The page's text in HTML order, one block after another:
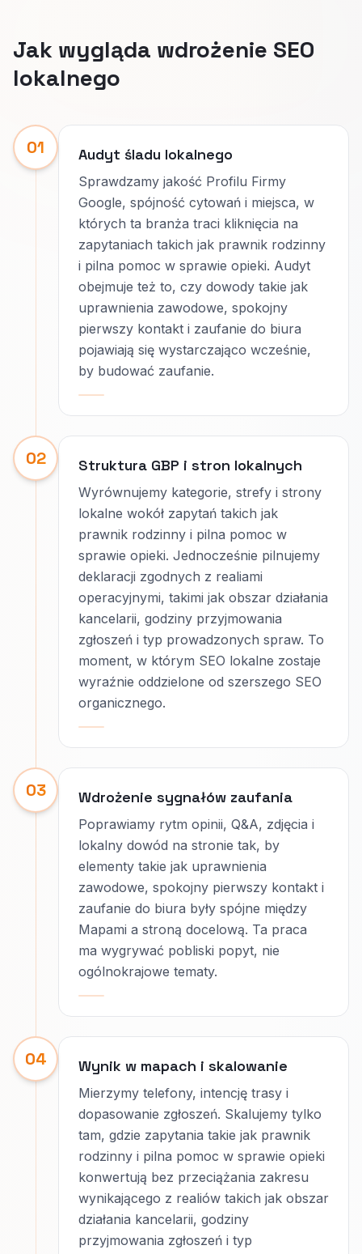
Jak wygląda wdrożenie SEO
lokalnego
01 Audyt śladu lokalnego
Sprawdzamy jakość Profilu Firmy
Google, spójność cytowań i miejsca, w
których ta branża traci kliknięcia na
zapytaniach takich jak prawnik rodzinny
i pilna pomoc w sprawie opieki. Audyt
obejmuje też to, czy dowody takie jak
uprawnienia zawodowe, spokojny
pierwszy kontakt i zaufanie do biura
pojawiają się wystarczająco wcześnie,
by budować zaufanie.
02 Struktura GBP i stron lokalnych
Wyrównujemy kategorie, strefy i strony
lokalne wokół zapytań takich jak
prawnik rodzinny i pilna pomoc w
sprawie opieki. Jednocześnie pilnujemy
deklaracji zgodnych z realiami
operacyjnymi, takimi jak obszar działania
kancelarii, godziny przyjmowania
zgłoszeń i typ prowadzonych spraw. To
moment, w którym SEO lokalne zostaje
wyraźnie oddzielone od szerszego SEO
organicznego.
03 Wdrożenie sygnałów zaufania
Poprawiamy rytm opinii, Q&A, zdjęcia i
lokalny dowód na stronie tak, by
elementy takie jak uprawnienia
zawodowe, spokojny pierwszy kontakt i
zaufanie do biura były spójne między
Mapami a stroną docelową. Ta praca
ma wygrywać pobliski popyt, nie
ogólnokrajowe tematy.
04 Wynik w mapach i skalowanie
Mierzymy telefony, intencję trasy i
dopasowanie zgłoszeń. Skalujemy tylko
tam, gdzie zapytania takie jak prawnik
rodzinny i pilna pomoc w sprawie opieki
konwertują bez przeciążania zakresu
wynikającego z realiów takich jak obszar
działania kancelarii, godziny
przyjmowania zgłoszeń i typ